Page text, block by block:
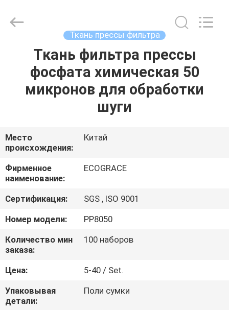
ПРОДУКТЫ
НАС
ПУТЕШЕСТВИЕ
ФАБРИКИ
ПРОВЕРКА
КАЧЕСТВА
СВЯЖИТЕСЬ
МЫ
Copyright
industrialfilterbag.com.
Ткань прессы фильтра
Ткань фильтра прессы
фосфата химическая 50
микронов для обработки
шуги
Место
происхождения:
Китай
Фирменное
наименование:
ECOGRACE
Сертификация:
SGS , ISO 9001
Номер модели:
PP8050
Количество мин
заказа:
100 наборов
Цена:
5-40 / Set.
Упаковывая
детали:
Поли сумки